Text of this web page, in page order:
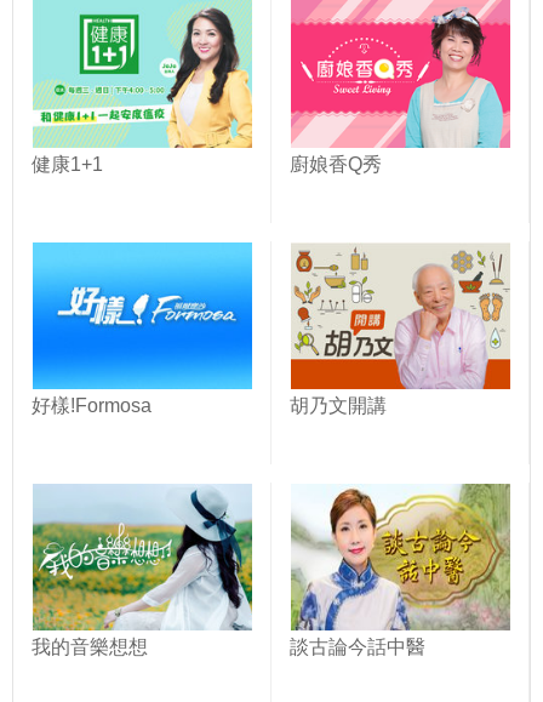
健康1+1 廚娘香Q秀
好樣!Formosa 胡乃文開講
我的音樂想想 談古論今話中醫